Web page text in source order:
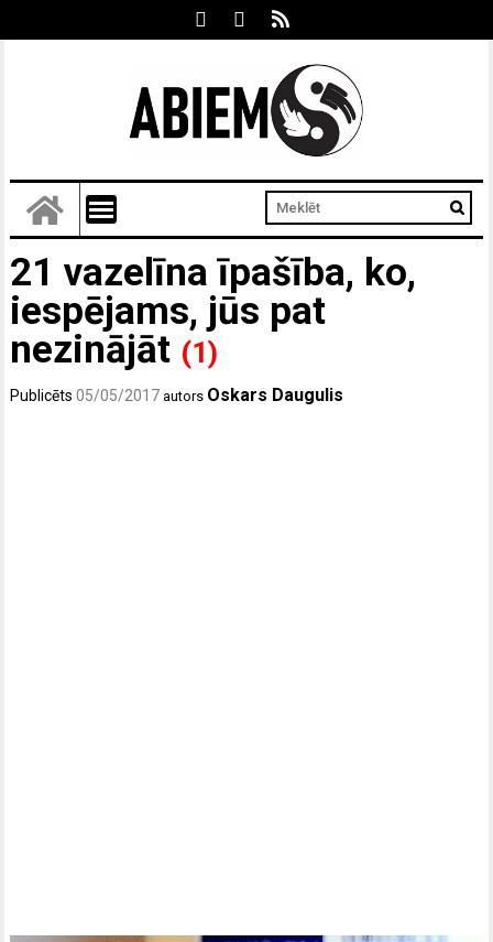
21 vazelīna īpašība, ko,
iespējams, jūs pat
nezinājāt (1)
Publicēts05/05/2017 autors Oskars Daugulis